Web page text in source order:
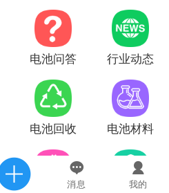
消息 我的
电池问答 行业动态
电池回收 电池材料